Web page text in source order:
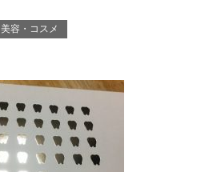
美容・コスメ